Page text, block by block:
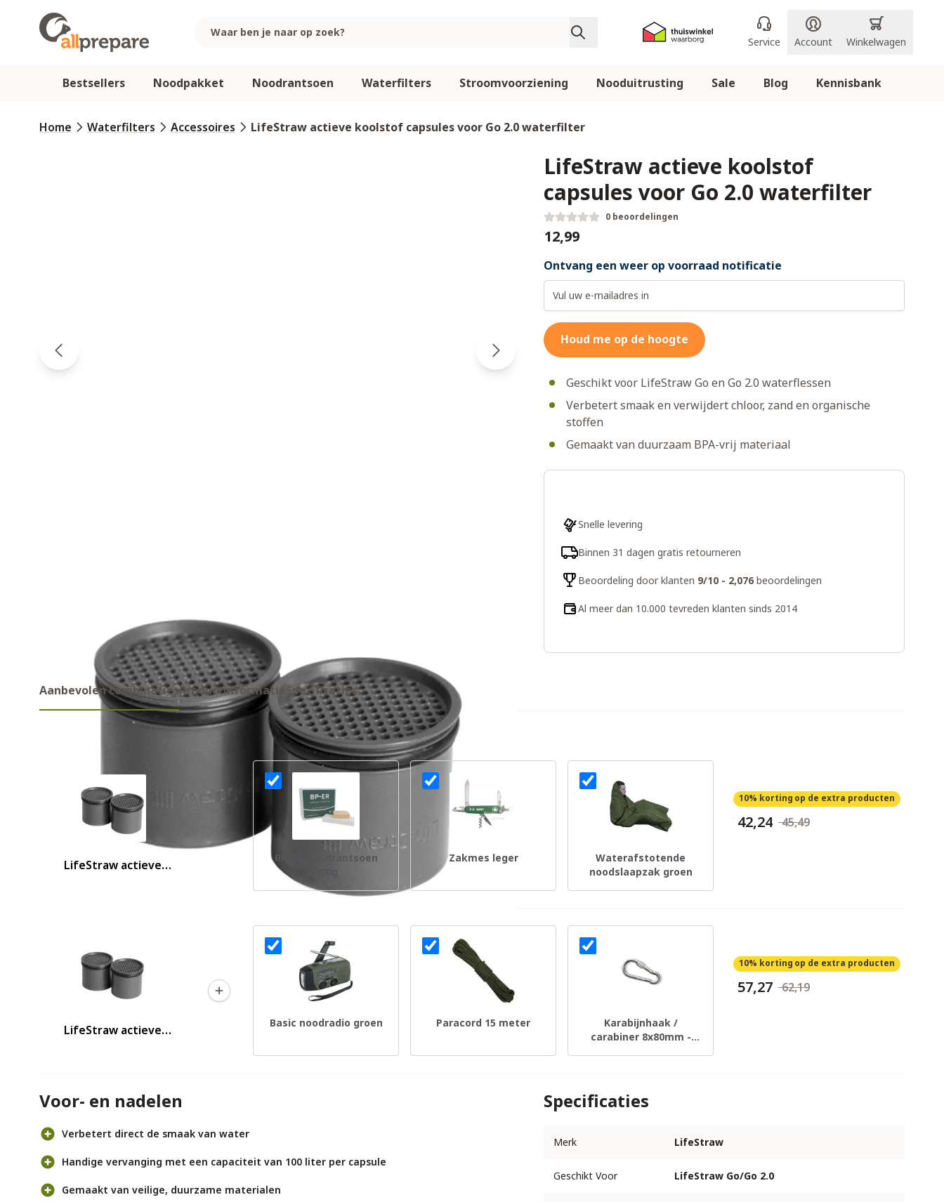
Bestsellers Noodpakket Noodrantsoen Waterfilters Stroomvoorziening Nooduitrusting Sale Blog Kennisbank
Service Account Winkelwagen
Home Waterfilters Accessoires LifeStraw actieve koolstof capsules voor Go 2.0 waterfilter
LifeStraw actieve koolstof
capsules voor Go 2.0 waterfilter
0 beoordelingen
€12,99
Ontvang een weer op voorraad notificatie
Houd me op de hoogte
Geschikt voor LifeStraw Go en Go 2.0 waterflessen
Verbetert smaak en verwijdert chloor, zand en organische
stoffen
Gemaakt van duurzaam BPA-vrij materiaal
Snelle levering
Binnen 31 dagen gratis retourneren
Beoordeling door klanten 9/10 - 2,076beoordelingen
Al meer dan 10.000 tevreden klanten sinds 2014
Aanbevolen combinatiesProductinformatie Specificaties
LifeStraw actieve
BP-ER noodrantsoen
Zakmes leger
Waterafstotende
noodslaapzak groen
10% korting op de extra producten
€ 42,24€ 45,49
LifeStraw actieve
Basic noodradio groen Paracord 15 meter
Karabijnhaak /
carabiner 8x80mm -
10% korting op de extra producten
€ 57,27€ 62,19
Voor- en nadelen
Verbetert direct de smaak van water
Handige vervanging met een capaciteit van 100 liter per capsule
Gemaakt van veilige, duurzame materialen
Specificaties
Merk LifeStraw
Geschikt Voor LifeStraw Go/Go 2.0